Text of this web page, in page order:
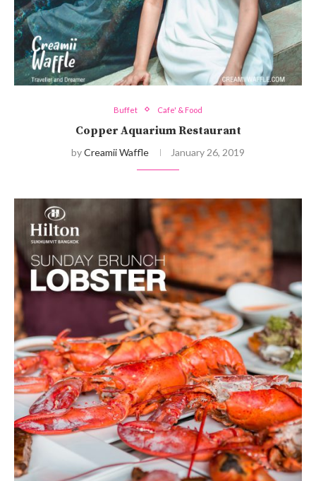
Buffet Cafe' & Food
Copper Aquarium Restaurant
byCreamii Waffle January 26, 2019